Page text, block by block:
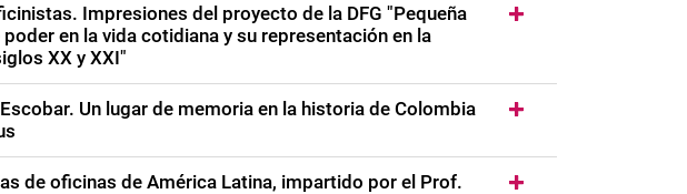
Impresiones del proyecto de la DFG "Pequeña
en la vida cotidiana y su representación en la
XX y XXI"
Un lugar de memoria en la historia de Colombia
de oficinas de América Latina, impartido por el Prof.